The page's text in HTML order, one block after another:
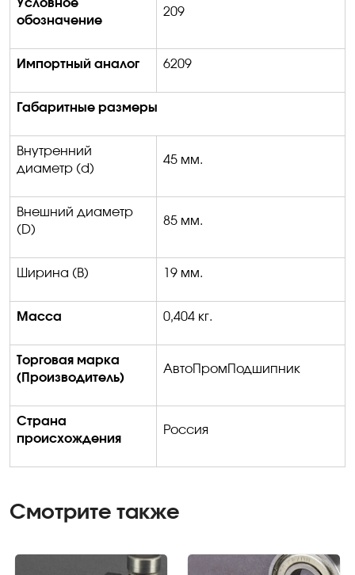
Условное
обозначение
209
Импортный аналог 6209
Габаритные размеры
Внутренний
диаметр (d)
45 мм.
Внешний диаметр
(D)
85 мм.
Ширина (B) 1 9 мм.
Масса 0,404 кг.
Торговая марка
(Производитель)
АвтоПромПодшипник
Страна
происхождения
Россия
Смотрите также